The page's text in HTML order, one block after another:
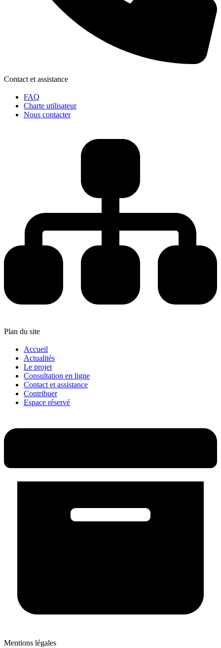
Contact et assistance
FAQ
Charte utilisateur
Nous contacter
Plan du site
Accueil
Actualités
Le projet
Consultation en ligne
Contact et assistance
Contribuer
Espace réservé
Mentions légales